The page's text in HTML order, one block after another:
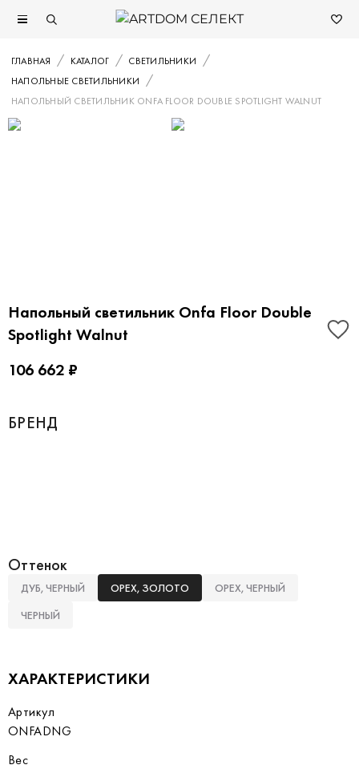
ГЛАВНАЯ КАТАЛОГ
СВЕТИЛЬНИКИ
НАПОЛЬНЫЕ СВЕТИЛЬНИКИ
НАПОЛЬНЫЙ СВЕТИЛЬНИК ONFA FLOOR DOUBLE SPOTLIGHT WALNUT
Напольный светильник Onfa Floor Double
Spotlight Walnut
106 662 ₽
БРЕНД
Оттенок
ДУБ, ЧЕРНЫЙ ОРЕХ, ЗОЛОТО
ОРЕХ, ЧЕРНЫЙ
ЧЕРНЫЙ
ХАРАКТЕРИСТИКИ
Артикул
ONFADNG
Вес